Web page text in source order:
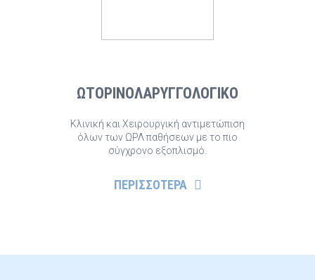
ΩΤΟΡΙΝΟΛΑΡΥΓΓΟΛΟΓΙΚΟ
Κλινική και Χειρουργική αντιμετώπιση
όλων των ΩΡΛ παθήσεων με το πιο
σύγχρονο εξοπλισμό.
ΠΕΡΙΣΣΟΤΕΡΑ